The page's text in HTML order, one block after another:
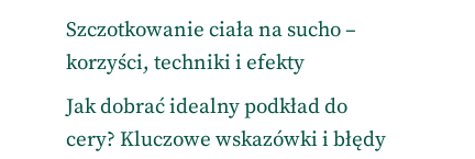
Szczotkowanie ciała na sucho –
korzyści, techniki i efekty
Jak dobrać idealny podkład do
cery? Kluczowe wskazówki i błędy